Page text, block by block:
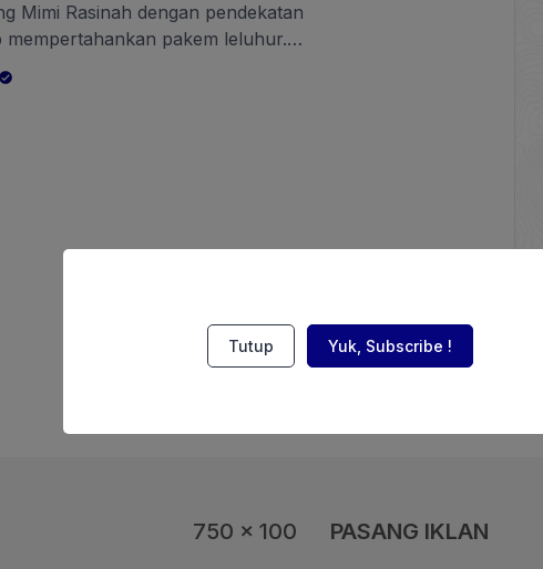
Mimi Rasinah dengan pendekatan
pakem leluhur.
baru untuk mempelajari
Jawa Barat. Tepukan
saling bersahutan mengiringi
750 x 100 PASANG IKLAN
Tutup Yuk, Subscribe !